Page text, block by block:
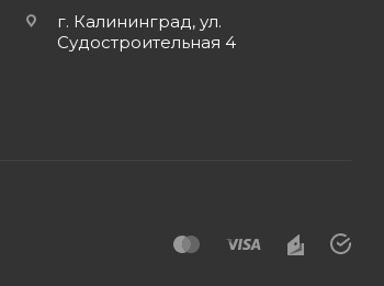
г. Калининград, ул.
Судостроительная 4